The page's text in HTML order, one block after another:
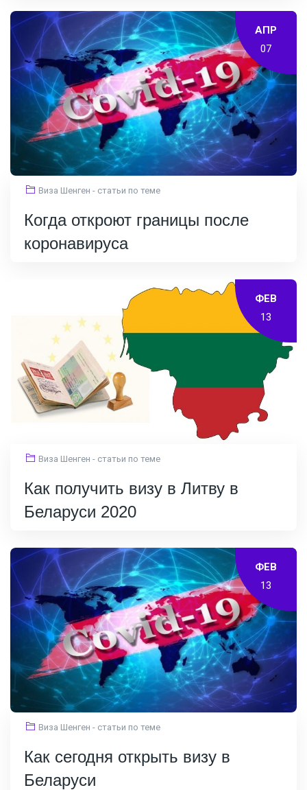
АПР
07
Виза Шенген - статьи по теме
Когда откроют границы после
коронавируса
ФЕВ
13
Виза Шенген - статьи по теме
Как получить визу в Литву в
Беларуси 2020
ФЕВ
13
Виза Шенген - статьи по теме
Как сегодня открыть визу в
Беларуси